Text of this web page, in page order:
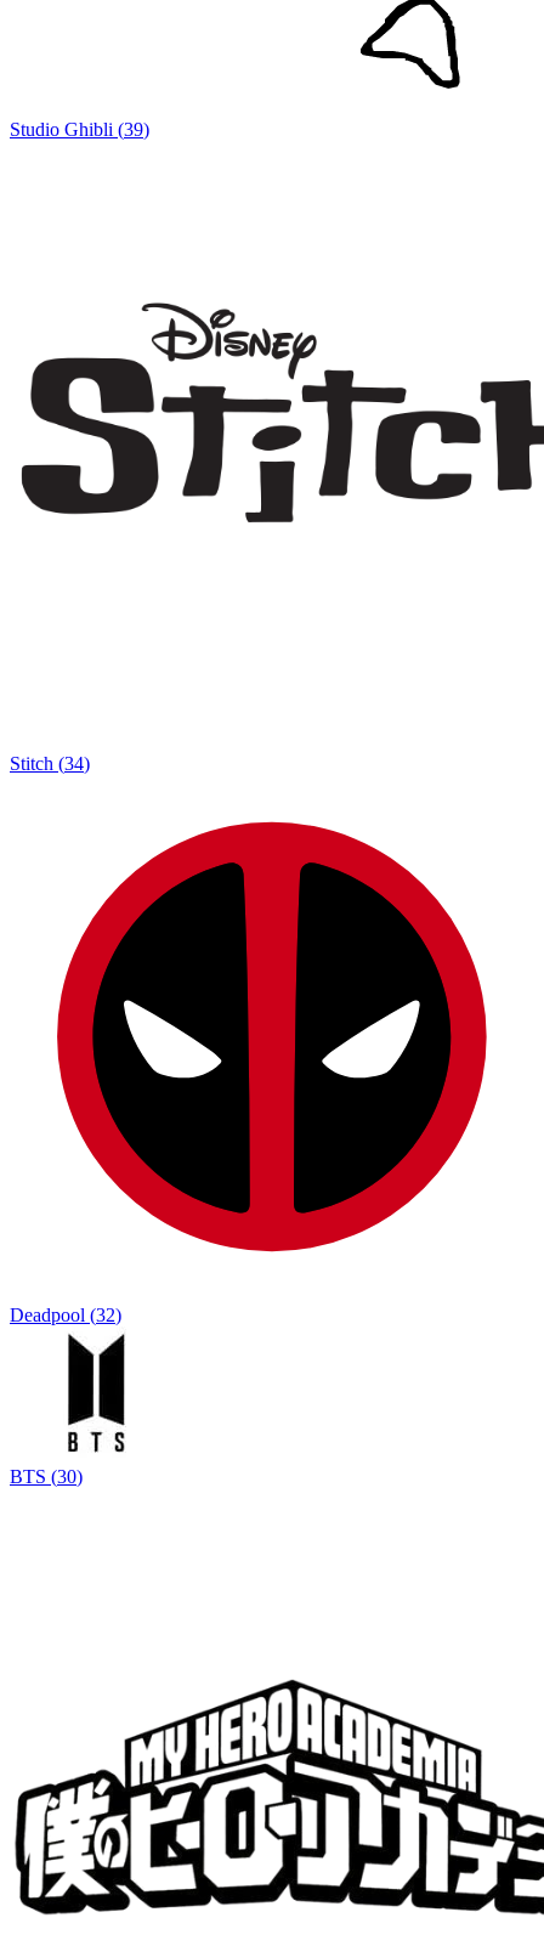
Studio Ghibli (39)
Stitch (34)
Deadpool (32)
BTS (30)